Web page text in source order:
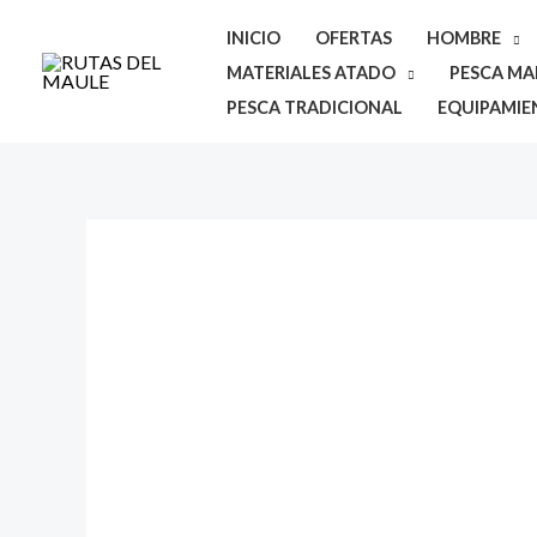
contenido
INICIO OFERTAS HOMBRE
MATERIALES ATADO
PESCA
PESCA TRADICIONAL